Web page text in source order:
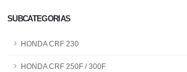
SUBCATEGORIAS
HONDA CRF 230
HONDA CRF 250F / 300F